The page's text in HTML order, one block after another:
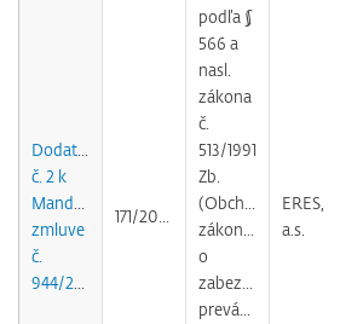
Dodatok
č. 2 k
Mandátnej
zmluve
č.
podľa §
566 a
nasl.
zákona
č.
513/1991
Zb.
(Obchodného
zákonníka)
o
zabezpečovaní
prevádzky
ERES,
a.s.